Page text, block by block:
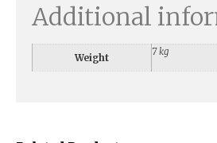
Additional
Weight
7 kg